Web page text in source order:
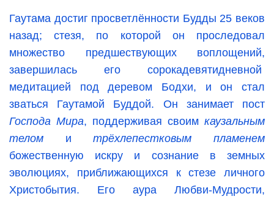
Гаутама достиг просветлённости Будды 25 веков
назад; стезя, по которой он проследовал
множество предшествующих воплощений,
завершилась его сорокадевятидневной
медитацией под деревом Бодхи, и он стал
зваться Гаутамой Буддой. Он занимает пост
Господа Мира, поддерживая своим каузальным
телом итрёхлепестковым пламенем
божественную искру и сознание в земных
эволюциях, приближающихся к стезе личного
Христобытия. Его аура Любви-Мудрости,